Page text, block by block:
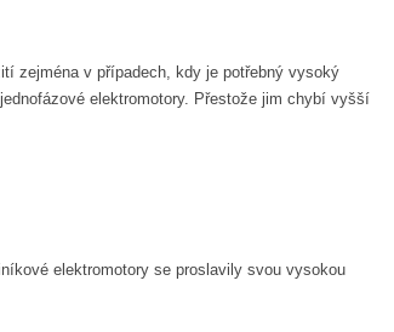
zejména v případech, kdy je potřebný vysoký
elektromotory. Přestože jim chybí vyšší
elektromotory se proslavily svou vysokou